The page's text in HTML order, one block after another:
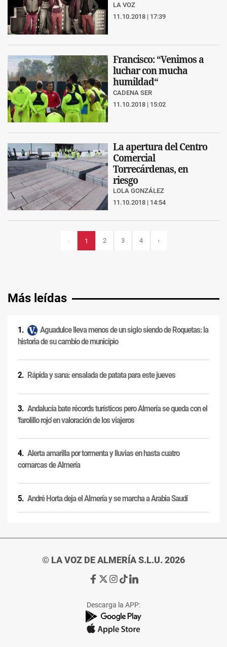
LA VOZ
11.10.2018 | 17:39
Francisco: “Venimos a
luchar con mucha
humildad“
CADENA SER
11.10.2018 | 15:02
La apertura del Centro
Comercial
Torrecárdenas, en
riesgo
LOLA GONZÁLEZ
11.10.2018 | 14:54
‹ 1 2 3 4 ›
Más leídas
Aguadulce lleva menos de un siglo siendo de Roquetas: la
historia de su cambio de municipio
Rápida y sana: ensalada de patata para este jueves
Andalucía bate récords turísticos pero Almería se queda con el
'farolillo rojo' en valoración de los viajeros
Alerta amarilla por tormenta y lluvias en hasta cuatro
comarcas de Almería
André Horta deja el Almería y se marcha a Arabia Saudí
© LA VOZ DE ALMERÍA S.L.U. 2026
Ir
de
La
Voz
Ir
de
La
Voz
Ir
de
La
Voz
Ir
de
La
Voz
Ir
de
La
Voz
Descarga la APP: